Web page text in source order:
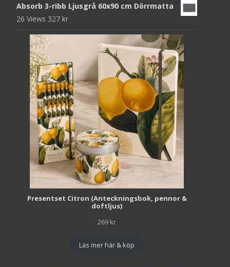
Absorb 3-ribb Ljusgrå 60x90 cm Dörrmatta
26 Views 327 kr
Presentset Citron (Anteckningsbok, pennor &
doftljus)
269 kr
Läs mer här & köp